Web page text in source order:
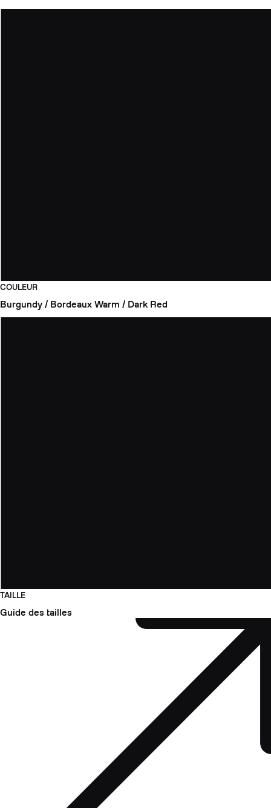
COULEUR
Burgundy / Bordeaux Warm / Dark Red
TAILLE
Guide des tailles